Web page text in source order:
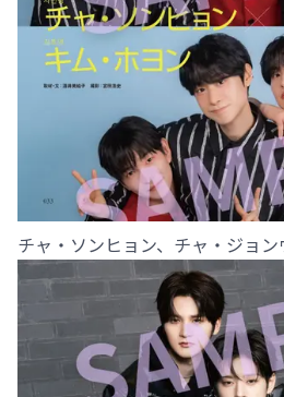
チャ・ソンヒョン、チャ・ジョ